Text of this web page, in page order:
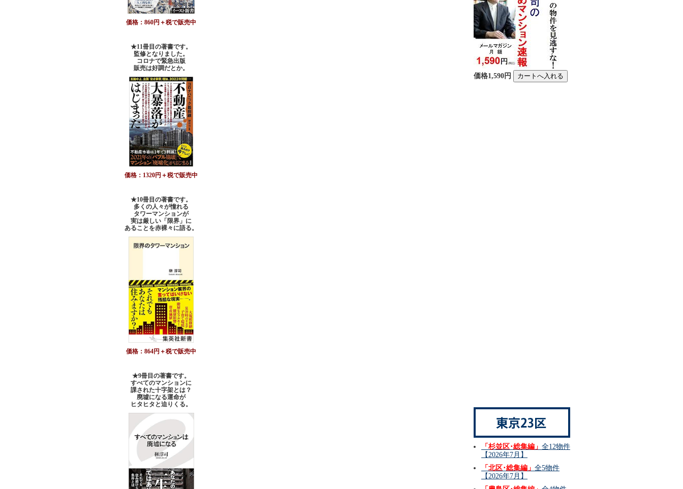
価格：860円＋税で販売中
★11冊目の著書です。
監修となりました。
コロナで緊急出版
販売は好調だとか。
価格：1320円＋税で販売中
★10冊目の著書です。
多くの人々が憧れる
タワーマンションが
実は厳しい「限界」に
あることを赤裸々に語る。
価格：864円＋税で販売中
★9冊目の著書です。
すべてのマンションに
課された十字架とは？
廃墟になる運命が
ヒタヒタと迫りくる。
価格1,590円
「杉並区･総集編」 全12物件
【2026年7月】
「北区･総集編」 全5物件
【2026年7月】